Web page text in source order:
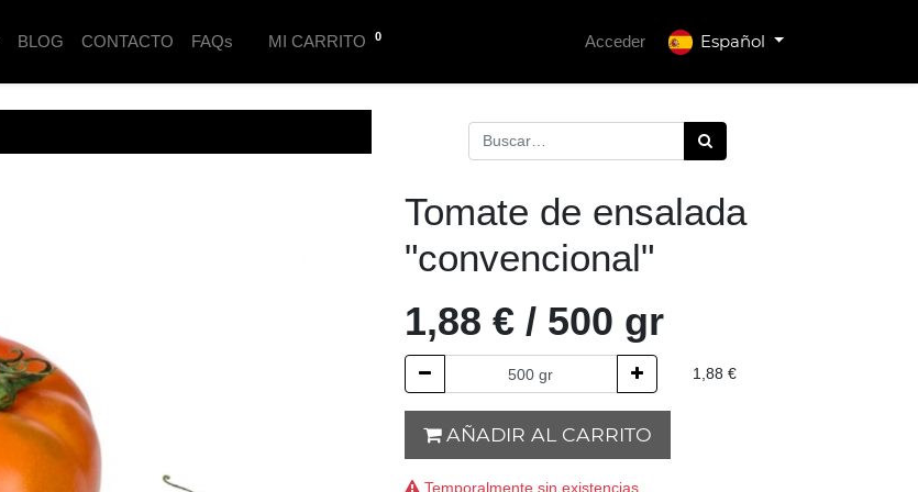
Español
BLOG CONTACTO FAQs MI CARRITO 0 Acceder
Tomate de ensalada
"convencional"
1,88 € / 500 gr
1,88 €
AÑADIR AL CARRITO
Temporalmente sin existencias